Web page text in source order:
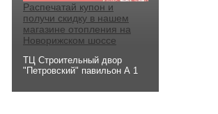
Распечатай купон и
получи скидку в нашем
магазине отопления на
Новорижском шоссе
ТЦ Строительный двор
"Петровский" павильон А 1